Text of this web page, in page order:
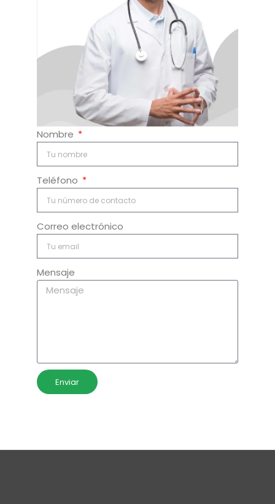
Nombre
Teléfono
Correo electrónico
Mensaje
Enviar